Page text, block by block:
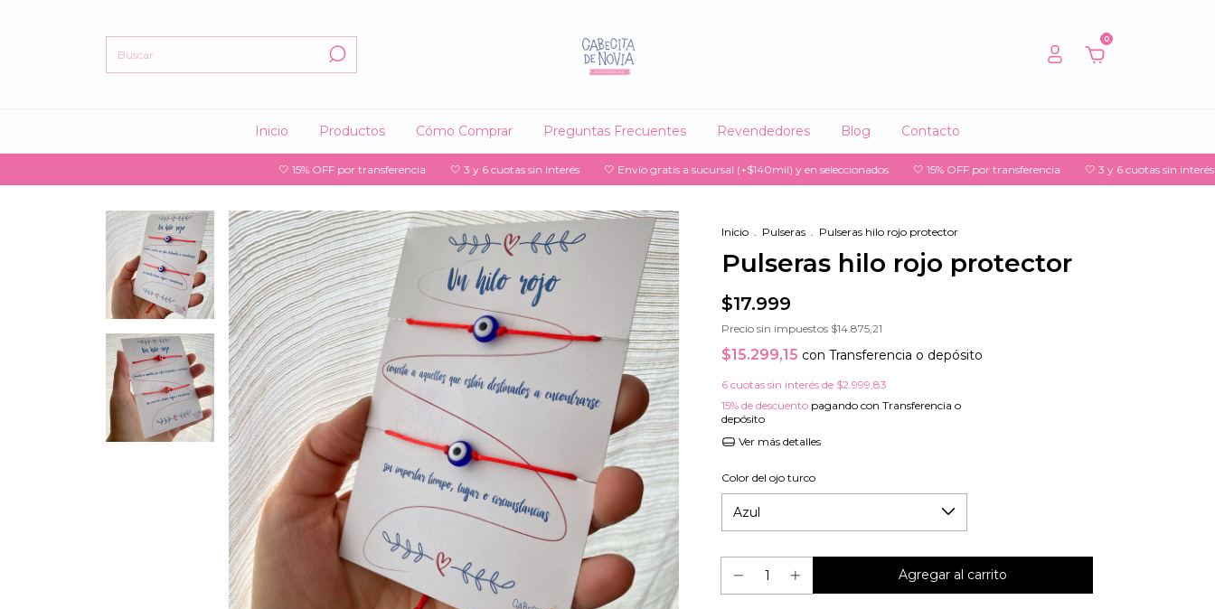
0
Inicio Productos Cómo Comprar Preguntas Frecuentes Revendedores Blog Contacto
🤍 15% OFF por transferencia 🤍 3 y 6 cuotas sin interés 🤍 Envío gratis a sucursal (+$140mil) y en seleccionados 🤍 15% OFF por transferencia 🤍 3 y 6 cuotas sin interés
Inicio . Pulseras . Pulseras hilo rojo protector
Pulseras hilo rojo protector
$17.999
Precio sin impuestos $14.875,21
$15.299,15 con Transferencia o depósito
6 cuotas sin interés de $2.999,83
15% de descuento pagando con Transferencia o
depósito
Ver más detalles
Color del ojo turco